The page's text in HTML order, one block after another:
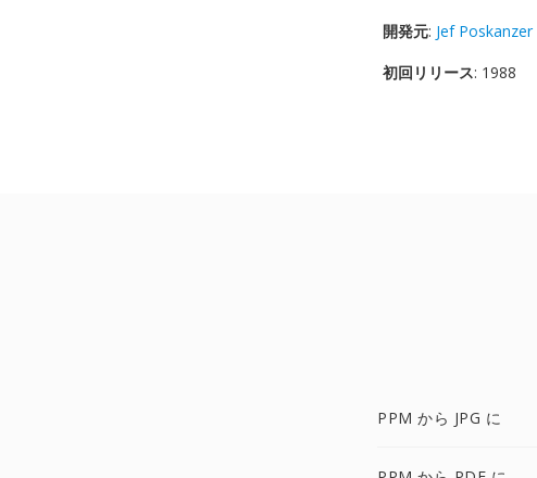
開発元: Jef Poskanzer
初回リリース: 1988
PPM から JPG に